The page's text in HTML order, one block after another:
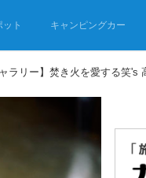
ト キャンピングカー
ャラリー】焚き火を愛する笑's